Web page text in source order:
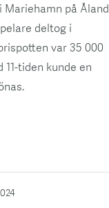
på Åland
deltog i
var 35 000
11-tiden kunde en